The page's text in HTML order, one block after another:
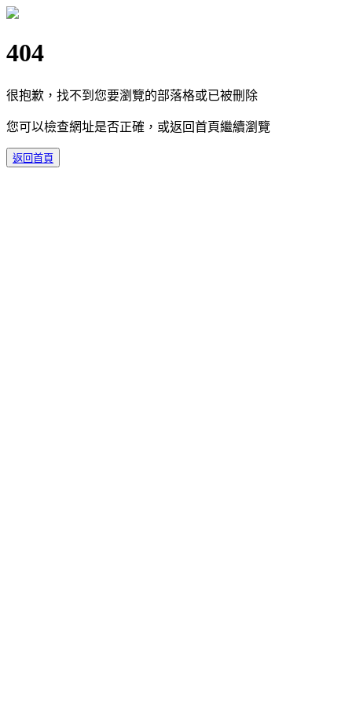
404
很抱歉，找不到您要瀏覽的部落格或已被刪除
您可以檢查網址是否正確，或返回首頁繼續瀏覽
返回首頁